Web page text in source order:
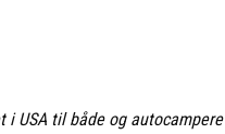
USA til både og